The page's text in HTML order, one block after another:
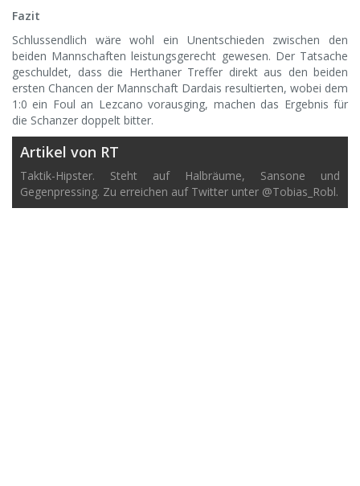
Fazit
Schlussendlich wäre wohl ein Unentschieden zwischen den
beiden Mannschaften leistungsgerecht gewesen. Der Tatsache
geschuldet, dass die Herthaner Treffer direkt aus den beiden
ersten Chancen der Mannschaft Dardais resultierten, wobei dem
1:0 ein Foul an Lezcano vorausging, machen das Ergebnis für
die Schanzer doppelt bitter.
Artikel von RT
Taktik-Hipster. Steht auf Halbräume, Sansone und
Gegenpressing. Zu erreichen auf Twitter unter @Tobias_Robl.